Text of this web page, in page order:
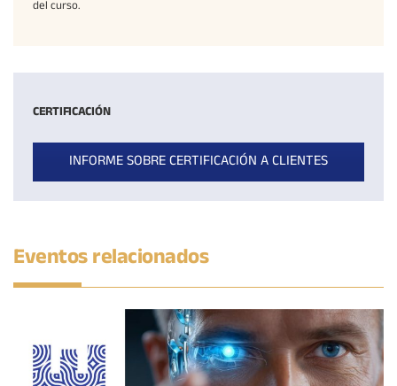
del curso.
CERTIFICACIÓN
INFORME SOBRE CERTIFICACIÓN A CLIENTES
Eventos relacionados